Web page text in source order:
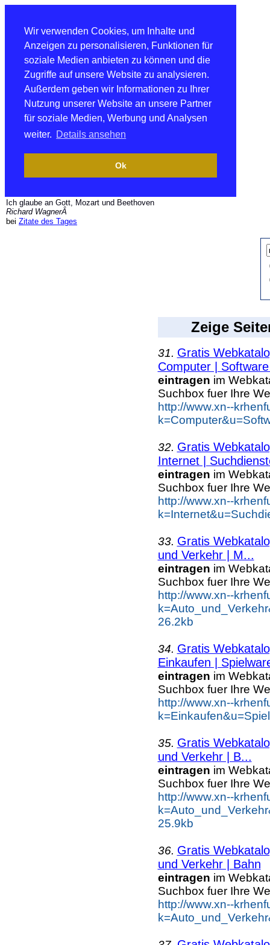
Wir verwenden Cookies, um Inhalte und
Anzeigen zu personalisieren, Funktionen für
soziale Medien anbieten zu können und die
Zugriffe auf unsere Website zu analysieren.
Außerdem geben wir Informationen zu Ihrer
Nutzung unserer Website an unsere Partner
für soziale Medien, Werbung und Analysen
weiter. Details ansehen
Ok
Ich glaube an Gott, Mozart und Beethoven
Richard WagnerÂ
bei Zitate des Tages
Zeige
31. Gratis
Computer |
eintragen im
Suchbox fuer Ihre
http://www.xn--
32. Gratis
Internet |
eintragen im
Suchbox fuer Ihre
http://www.xn--
33. Gratis
und Verkehr | M...
eintragen im
Suchbox fuer Ihre
http://www.xn--
26.2kb
34. Gratis
Einkaufen |
eintragen im
Suchbox fuer Ihre
http://www.xn--
35. Gratis
und Verkehr | B...
eintragen im
Suchbox fuer Ihre
http://www.xn--
25.9kb
36. Gratis
und Verkehr | Bahn
eintragen im
Suchbox fuer Ihre
http://www.xn--